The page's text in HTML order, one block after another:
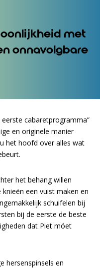
met
onnavolgbare
cabaretprogramma”
en originele manier
het hoofd over alles wat
het behang willen
een vuist maken en
schuifelen bij
bij de eerste de beste
dat Piet móet
hersenspinsels en